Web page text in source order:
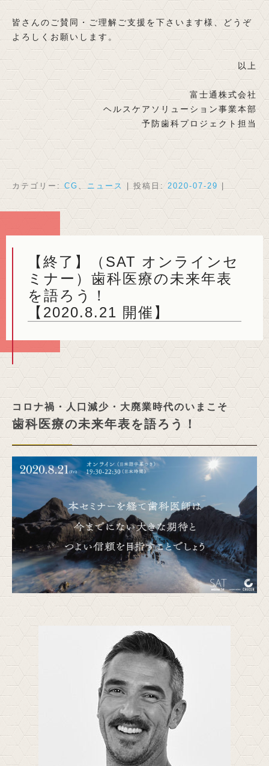
皆さんのご賛同・ご理解ご支援を下さいます様、どうぞ
よろしくお願いします。
以上
富士通株式会社
ヘルスケアソリューション事業本部
予防歯科プロジェクト担当
カテゴリー: CG ニュース | 投稿日: 2020-07-29
【終了】（SAT オンラインセ
ミナー）歯科医療の未来年表
を語ろう！
【2020.8.21 開催】
コロナ禍・人口減少・大廃業時代のいまこそ
歯科医療の未来年表を語ろう！